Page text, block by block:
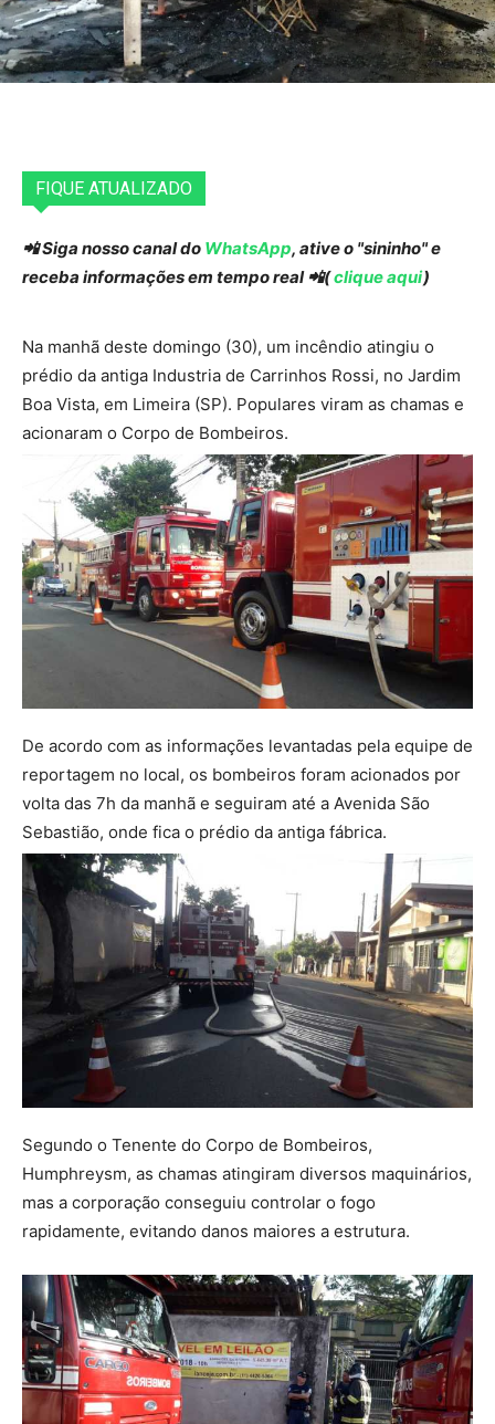
FIQUE ATUALIZADO
📲 Siga nosso canal do WhatsApp, ative o "sininho" e
receba informações em tempo real 📲(clique aqui)
Na manhã deste domingo (30), um incêndio atingiu o
prédio da antiga Industria de Carrinhos Rossi, no Jardim
Boa Vista, em Limeira (SP). Populares viram as chamas e
acionaram o Corpo de Bombeiros.
De acordo com as informações levantadas pela equipe de
reportagem no local, os bombeiros foram acionados por
volta das 7h da manhã e seguiram até a Avenida São
Sebastião, onde fica o prédio da antiga fábrica.
Segundo o Tenente do Corpo de Bombeiros,
Humphreysm, as chamas atingiram diversos maquinários,
mas a corporação conseguiu controlar o fogo
rapidamente, evitando danos maiores a estrutura.